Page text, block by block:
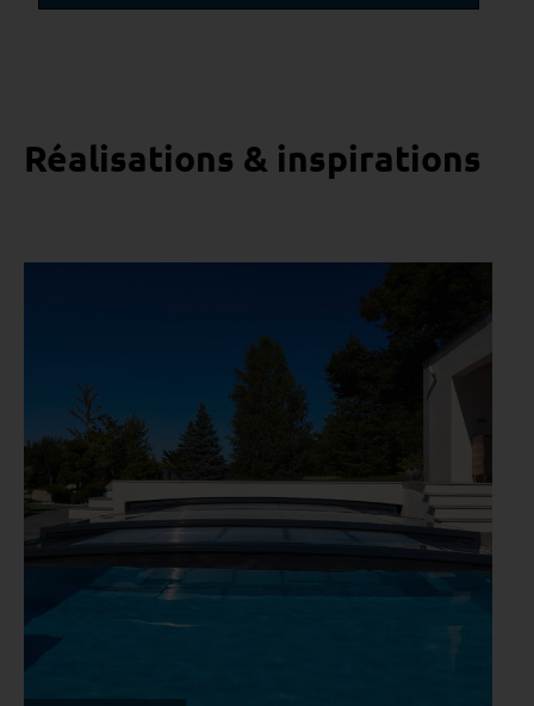
Réalisations & inspirations